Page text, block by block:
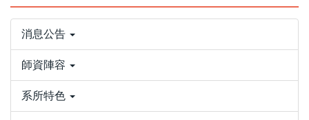
消息公告
師資陣容
系所特色